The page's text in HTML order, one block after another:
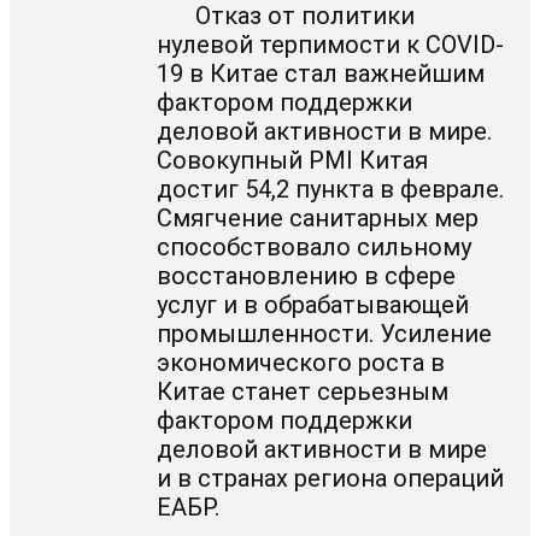
Отказ от политики
нулевой терпимости к COVID-
19 в Китае стал важнейшим
фактором поддержки
деловой активности в мире.
Совокупный PMI Китая
достиг 54,2 пункта в феврале.
Смягчение санитарных мер
способствовало сильному
восстановлению в сфере
услуг и в обрабатывающей
промышленности. Усиление
экономического роста в
Китае станет серьезным
фактором поддержки
деловой активности в мире
и в странах региона операций
ЕАБР.